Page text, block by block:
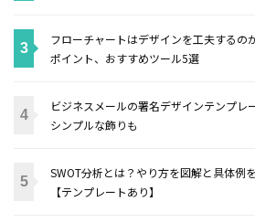
フローチャートはデザインを工夫するの
ポイント、おすすめツール5選
ビジネスメールの署名デザインテンプレ
シンプルな飾りも
SWOT分析とは？やり方を図解と具体例
【テンプレートあり】